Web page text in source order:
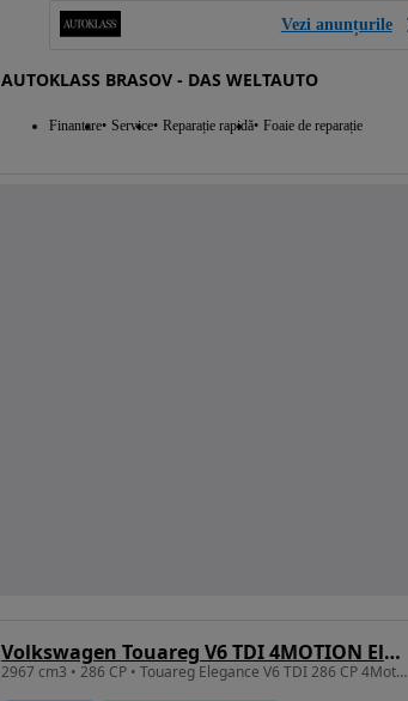
Vezi anunțurile
AUTOKLASS BRASOV - DAS WELTAUTO
Finantare Service Reparație rapidă Foaie de reparație
Volkswagen Touareg V6 TDI 4MOTION Elegance
2967 cm3 • 286 CP • Touareg Elegance V6 TDI 286 CP 4Motion